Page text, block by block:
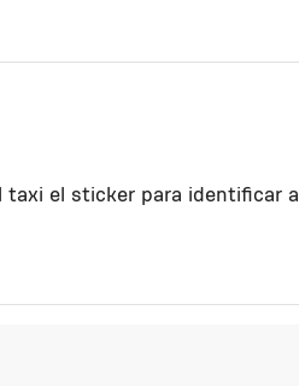
taxi el sticker para identificar a